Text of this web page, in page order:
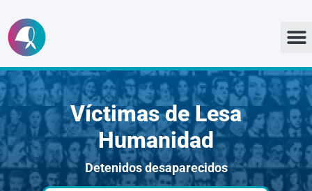
Ir
al
contenido
Víctimas de Lesa
Humanidad
Detenidos desaparecidos